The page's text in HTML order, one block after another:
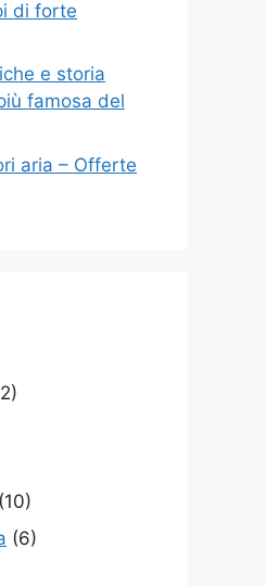
di forte
e storia
famosa del
aria – Offerte
(10)
(6)